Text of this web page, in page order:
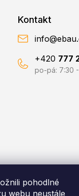
pohodlné
webu neustále
Kontakt
+420 777
po-pá: 7:30